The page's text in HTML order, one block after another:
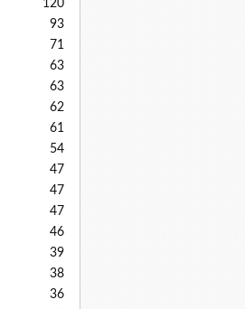
120
93
71
63
63
62
61
54
47
47
47
46
39
38
36